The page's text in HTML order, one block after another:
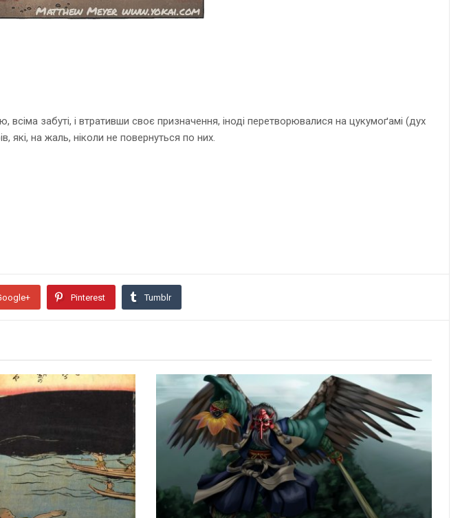
забуті, і втративши своє призначення, іноді перетворювалися на цукумоґамі (дух
які, на жаль, ніколи не повернуться по них.
Pinterest Tumblr